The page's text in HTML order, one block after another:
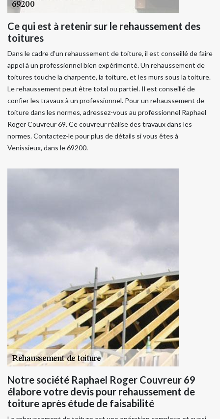
Ce qui est à retenir sur le rehaussement des
toitures
Dans le cadre d’un rehaussement de toiture, il est conseillé de faire
appel à un professionnel bien expérimenté. Un rehaussement de
toitures touche la charpente, la toiture, et les murs sous la toiture.
Le rehaussement peut être total ou partiel. Il est conseillé de
confier les travaux à un professionnel. Pour un rehaussement de
toiture dans les normes, adressez-vous au professionnel Raphael
Roger Couvreur 69. Ce couvreur réalise des travaux dans les
normes. Contactez-le pour plus de détails si vous êtes à
Venissieux, dans le 69200.
Notre société Raphael Roger Couvreur 69
élabore votre devis pour rehaussement de
toiture après étude de faisabilité